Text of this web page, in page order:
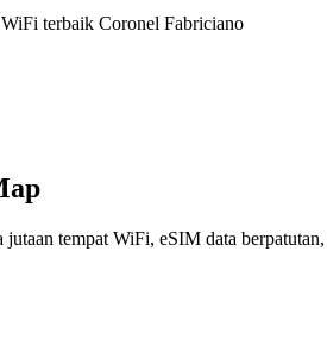
terbaik Coronel Fabriciano
jutaan tempat WiFi, eSIM data